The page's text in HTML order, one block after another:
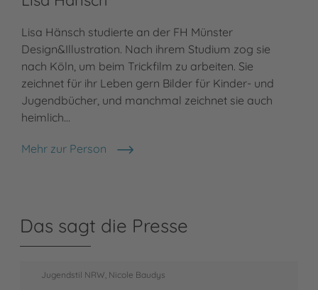
Lisa Hänsch studierte an der FH Münster
Design&Illustration. Nach ihrem Studium zog sie
nach Köln, um beim Trickfilm zu arbeiten. Sie
zeichnet für ihr Leben gern Bilder für Kinder- und
Jugendbücher, und manchmal zeichnet sie auch
heimlich…
Mehr zur Person
Lisa Hänsch
Das sagt die Presse
Jugendstil NRW, Nicole Baudys